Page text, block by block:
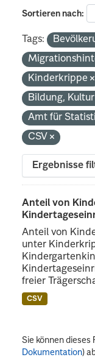
Sortieren nach
Tags:
Kinderkrippe
Bildung,
Amt für
CSV
Ergebnisse
Anteil von
Anteil von
unter
freier
CSV
Sie können dieses
Dokumentation)